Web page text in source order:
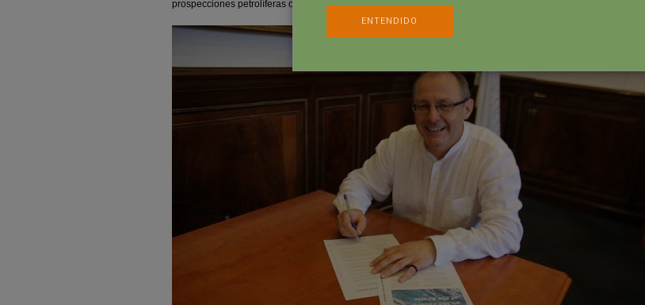
prospecciones petrolíferas o las actividades industriales.
ENTENDIDO